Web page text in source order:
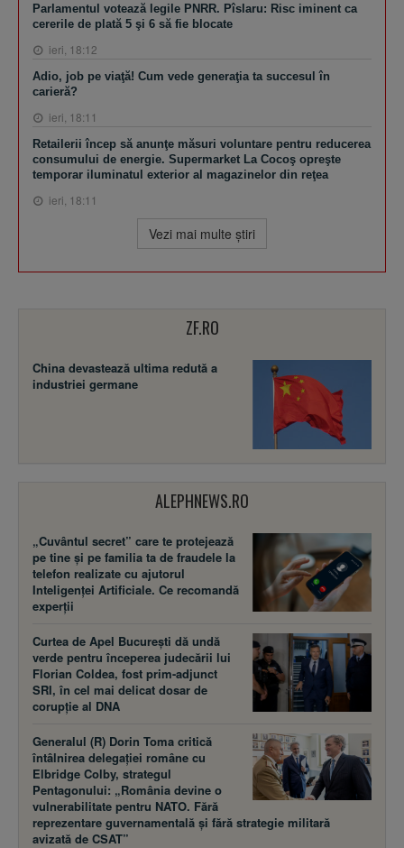
Parlamentul votează legile PNRR. Pîslaru: Risc iminent ca
cererile de plată 5 şi 6 să fie blocate
ieri, 18:12
Adio, job pe viaţă! Cum vede generaţia ta succesul în
carieră?
ieri, 18:11
Retailerii încep să anunţe măsuri voluntare pentru reducerea
consumului de energie. Supermarket La Cocoş opreşte
temporar iluminatul exterior al magazinelor din reţea
ieri, 18:11
Vezi mai multe ştiri
ZF.RO
China devastează ultima redută a
industriei germane
ALEPHNEWS.RO
„Cuvântul secret” care te protejează
pe tine și pe familia ta de fraudele la
telefon realizate cu ajutorul
Inteligenței Artificiale. Ce recomandă
experții
Curtea de Apel București dă undă
verde pentru începerea judecării lui
Florian Coldea, fost prim-adjunct
SRI, în cel mai delicat dosar de
corupție al DNA
Generalul (R) Dorin Toma critică
întâlnirea delegației române cu
Elbridge Colby, strategul
Pentagonului: „România devine o
vulnerabilitate pentru NATO. Fără
reprezentare guvernamentală și fără strategie militară
avizată de CSAT”